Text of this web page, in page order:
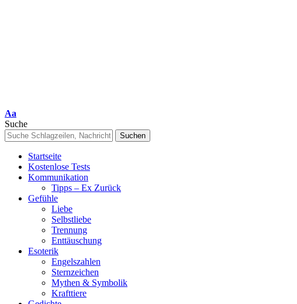
Font
Resizer
Aa
Suche
Startseite
Kostenlose Tests
Kommunikation
Tipps – Ex Zurück
Gefühle
Liebe
Selbstliebe
Trennung
Enttäuschung
Esoterik
Engelszahlen
Sternzeichen
Mythen & Symbolik
Krafttiere